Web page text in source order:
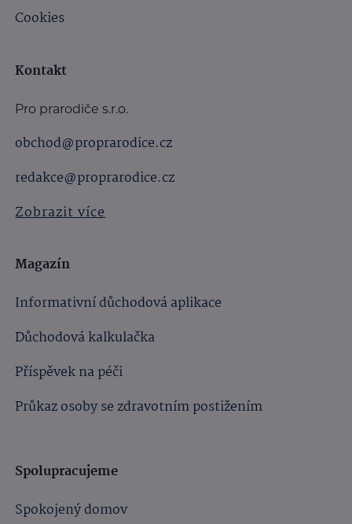
Cookies
Kontakt
Pro prarodiče s.r.o.
obchod@proprarodice.cz
redakce@proprarodice.cz
Zobrazit více
Magazín
Informativní důchodová aplikace
Důchodová kalkulačka
Příspěvek na péči
Průkaz osoby se zdravotním postižením
Spolupracujeme
Spokojený domov